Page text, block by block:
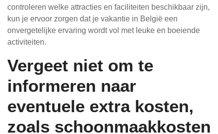
controleren welke attracties en faciliteiten beschikbaar zijn,
kun je ervoor zorgen dat je vakantie in België een
onvergetelijke ervaring wordt vol met leuke en boeiende
activiteiten.
Vergeet niet om te
informeren naar
eventuele extra kosten,
zoals schoonmaakkosten